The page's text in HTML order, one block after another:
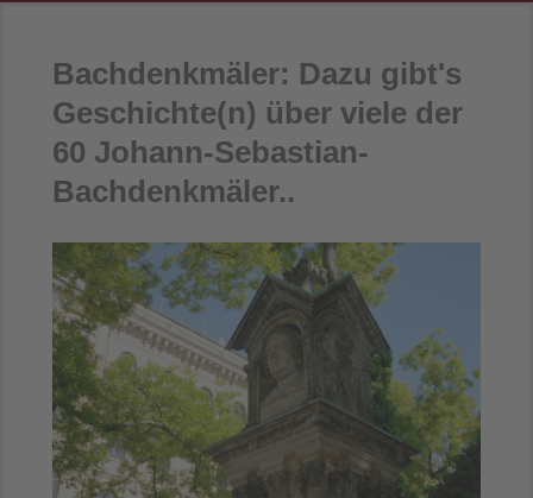
Bachdenkmäler: Dazu gibt's
Geschichte(n) über viele der
60 Johann-Sebastian-
Bachdenkmäler..